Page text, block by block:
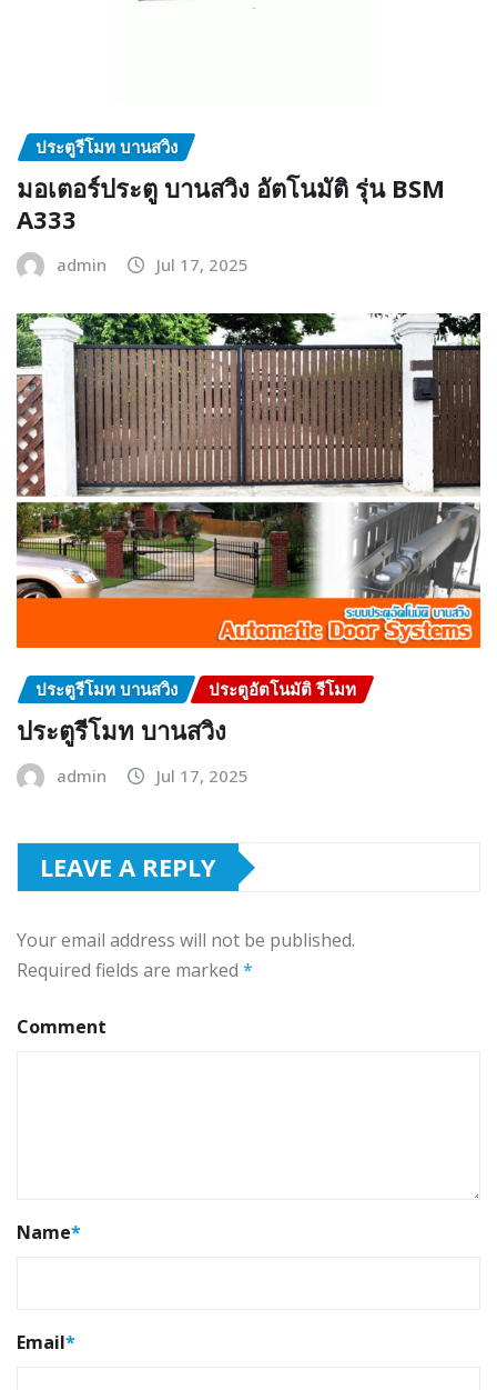
ประตูรีโมท บานสวิง
มอเตอร์ประตู บานสวิง อัตโนมัติ รุ่น BSM
A333
admin Jul 17, 2025
ประตูรีโมท บานสวิง ประตูอัตโนมัติ รีโมท
ประตูรีโมท บานสวิง
admin Jul 17, 2025
LEAVE A REPLY
Your email address will not be published.
Required fields are marked *
Comment
Name*
Email*